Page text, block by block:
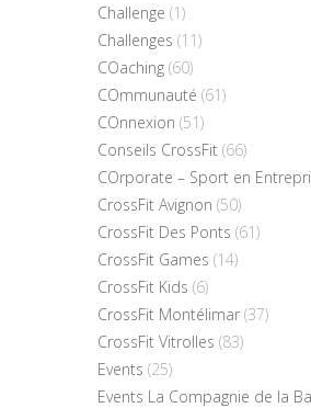
Challenge (1)
Challenges (11)
COaching (60)
COmmunauté (61)
COnnexion (51)
Conseils CrossFit (66)
COrporate – Sport en
CrossFit Avignon (50)
CrossFit Des Ponts (61)
CrossFit Games (14)
CrossFit Kids (6)
CrossFit Montélimar (37)
CrossFit Vitrolles (83)
Events (25)
Events La Compagnie de la